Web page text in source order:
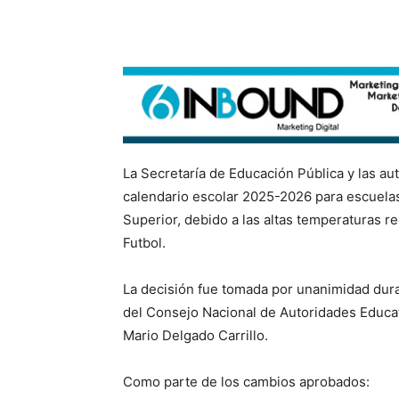
La Secretaría de Educación Pública y las
calendario escolar 2025-2026 para
Superior, debido a las altas temperaturas
Futbol.
La decisión fue tomada por unanimidad
del Consejo Nacional de Autoridades
Mario Delgado Carrillo.
Como parte de los cambios aprobados: